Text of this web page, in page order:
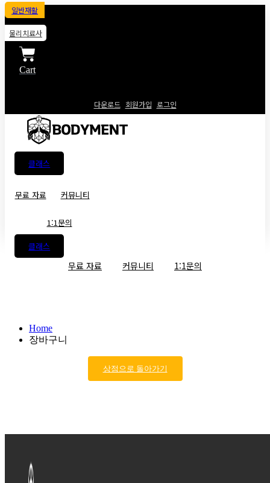
일반재활
물리치료사
Cart
다운로드 회원가입 로그인
클래스
무료 자료 커뮤니티
1:1문의
클래스
무료 자료 커뮤니티 1:1문의
Home
장바구니
상점으로 돌아가기